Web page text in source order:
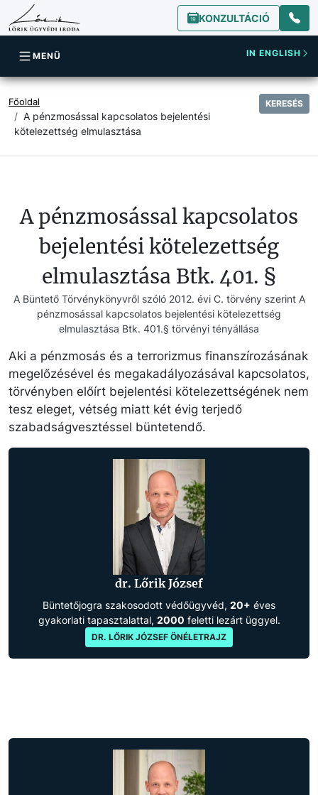
KONZULTÁCIÓ
MENÜ IN ENGLISH
Főoldal
A pénzmosással kapcsolatos bejelentési
kötelezettség elmulasztása
KERESÉS
A pénzmosással kapcsolatos
bejelentési kötelezettség
elmulasztása Btk. 401. §
A Büntető Törvénykönyvről szóló 2012. évi C. törvény szerint A
pénzmosással kapcsolatos bejelentési kötelezettség
elmulasztása Btk. 401.§ törvényi tényállása
Aki a pénzmosás és a terrorizmus finanszírozásának
megelőzésével és megakadályozásával kapcsolatos,
törvényben előírt bejelentési kötelezettségének nem
tesz eleget, vétség miatt két évig terjedő
szabadságvesztéssel büntetendő.
dr. Lőrik József
Büntetőjogra szakosodott védőügyvéd, 20+ éves
gyakorlati tapasztalattal, 2000 feletti lezárt üggyel.
DR. LŐRIK JÓZSEF ÖNÉLETRAJZ